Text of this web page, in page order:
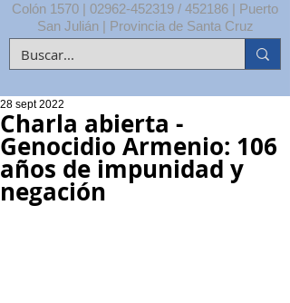
Colón 1570 | 02962-452319 / 452186 | Puerto
San Julián | Provincia de Santa Cruz
Charla abierta -
Genocidio Armenio: 106
años de impunidad y
negación
28 sept 2022